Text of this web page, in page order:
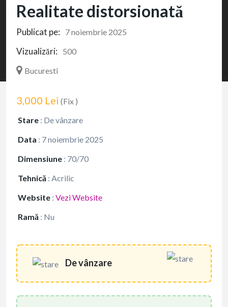
Realitate distorsionată
Publicat pe: 7 noiembrie 2025
Vizualizări:
500
Bucuresti
3,000 Lei (Fix )
Stare : De vânzare
Data : 7 noiembrie 2025
Dimensiune : 70/70
Tehnică : Acrilic
Website : Vezi Website
Ramă : Nu
De vânzare